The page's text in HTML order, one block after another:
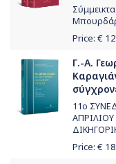
Price: €
Γ.-Α.
11ο
Price: €